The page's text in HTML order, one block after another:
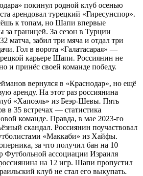
покинул родной клуб осенью
арендовал турецкий «Гиресунспор».
к топам, но Шапи впервые
за границей. За сезон в Турции
матча, забил три мяча и отдал три
Гол в ворота «Галатасарая» —
карьере Шапи. Россиянин не
и принёс своей команде победу.
вернулся в «Краснодар», но ещё
аренду. На этот раз россиянина
«Хапоэль» из Беэр-Шевы. Пять
в 35 встречах — статистика
команде. Правда, в мае 2023-го
скандал. Россиянин поучаствовал
«Маккаби» из Хайфы.
за что получил бан на 10
Футбольной ассоциации Израиля
на 12 игр. Шапи пропустил
клуб не стал его выкупать.